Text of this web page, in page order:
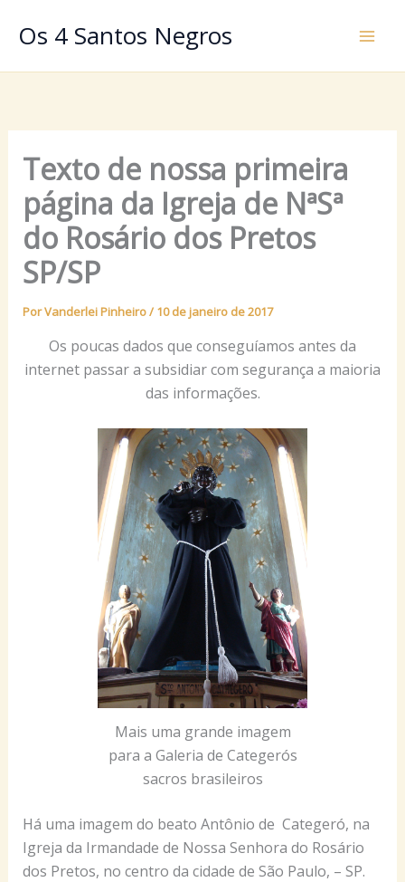
paraOs 4 Santos Negros
Texto de nossa primeira
página da Igreja de NªSª
do Rosário dos Pretos
SP/SP
PorVanderlei Pinheiro/ 10 de janeiro de 2017
Os poucas dados que conseguíamos antes da
internet passar a subsidiar com segurança a maioria
das informações.
Mais uma grande imagem
para a Galeria de Categerós
sacros brasileiros
Há uma imagem do beato Antônio de Categeró, na
Igreja da Irmandade de Nossa Senhora do Rosário
dos Pretos, no centro da cidade de São Paulo, – SP.